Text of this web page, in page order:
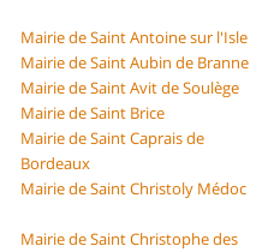
Mairie de Saint Antoine sur l'Isle
Mairie de Saint Aubin de Branne
Mairie de Saint Avit de Soulège
Mairie de Saint Brice
Mairie de Saint Caprais de
Bordeaux
Mairie de Saint Christoly Médoc
Mairie de Saint Christophe des